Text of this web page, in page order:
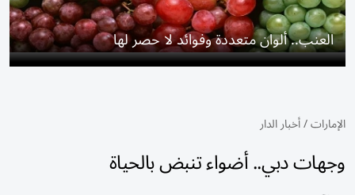
العنب.. ألوان متعددة وفوائد لا حصر لها
الإمارات/أخبار الدار
وجهات دبي.. أضواء تنبض بالحياة